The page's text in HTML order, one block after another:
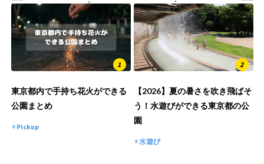
東京都内で手持ち花火ができる
公園まとめ
Pickup
【2026】夏の暑さを吹き飛ばそ
う！水遊びができる東京都の公
園
水遊び